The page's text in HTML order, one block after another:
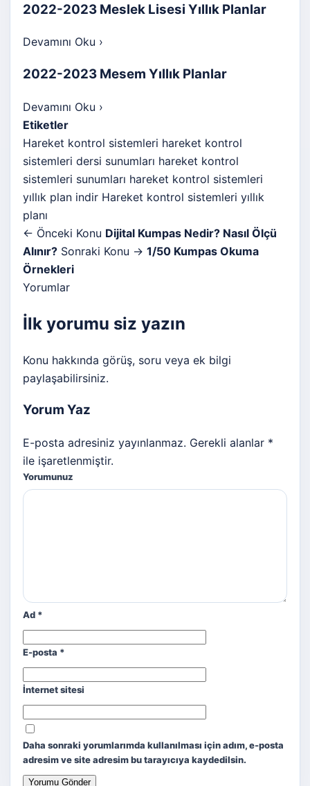
2022-2023 Meslek Lisesi Yıllık Planlar
Devamını Oku ›
2022-2023 Mesem Yıllık Planlar
Devamını Oku ›
Etiketler
Hareket kontrol sistemleri hareket kontrol
sistemleri dersi sunumları hareket kontrol
sistemleri sunumları hareket kontrol sistemleri
yıllık plan indir Hareket kontrol sistemleri yıllık
planı
← Önceki Konu Dijital Kumpas Nedir? Nasıl Ölçü
Alınır? Sonraki Konu → 1/50 Kumpas Okuma
Örnekleri
Yorumlar
İlk yorumu siz yazın
Konu hakkında görüş, soru veya ek bilgi
paylaşabilirsiniz.
Yorum Yaz
E-posta adresiniz yayınlanmaz. Gerekli alanlar *
ile işaretlenmiştir.
Yorumunuz
Ad *
E-posta *
İnternet sitesi
Daha sonraki yorumlarımda kullanılması için adım, e-posta
adresim ve site adresim bu tarayıcıya kaydedilsin.